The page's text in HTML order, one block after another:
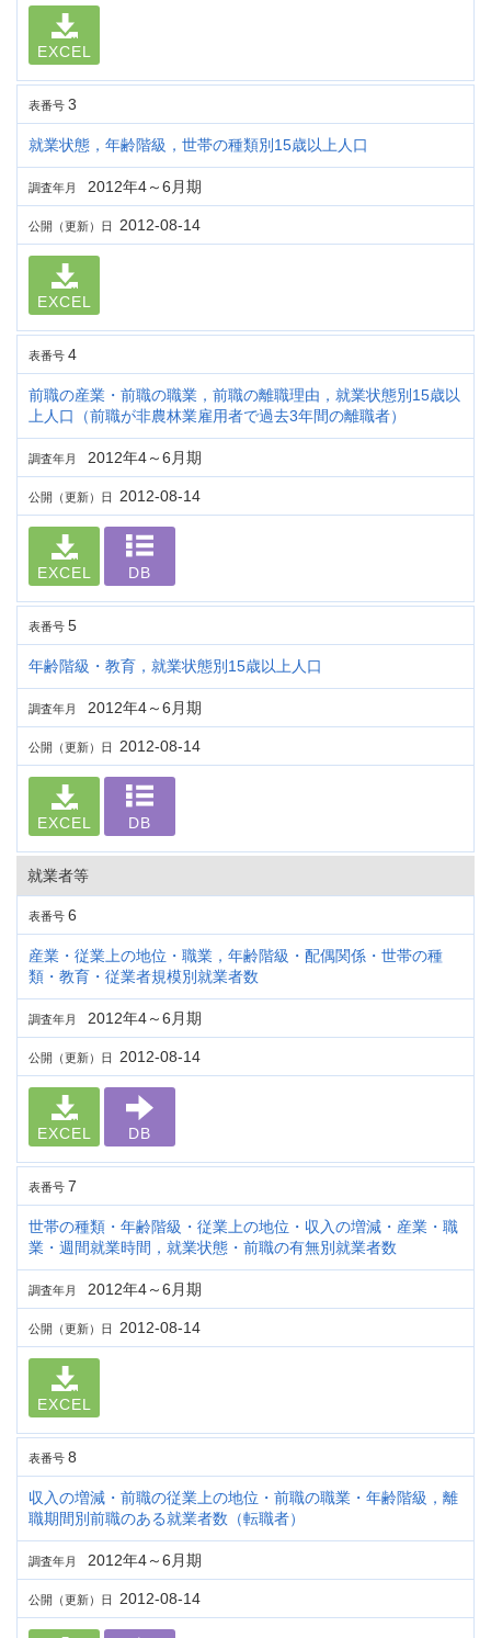
EXCEL
表番号 3
就業状態，年齢階級，世帯の種類別15歳以上人口
調査年月 2012年4～6月期
公開（更新）日 2012-08-14
EXCEL
表番号 4
前職の産業・前職の職業，前職の離職理由，就業状態別15歳以
上人口（前職が非農林業雇用者で過去3年間の離職者）
調査年月 2012年4～6月期
公開（更新）日 2012-08-14
EXCEL DB
表番号 5
年齢階級・教育，就業状態別15歳以上人口
調査年月 2012年4～6月期
公開（更新）日 2012-08-14
EXCEL DB
就業者等
表番号 6
産業・従業上の地位・職業，年齢階級・配偶関係・世帯の種
類・教育・従業者規模別就業者数
調査年月 2012年4～6月期
公開（更新）日 2012-08-14
EXCEL DB
表番号 7
世帯の種類・年齢階級・従業上の地位・収入の増減・産業・職
業・週間就業時間，就業状態・前職の有無別就業者数
調査年月 2012年4～6月期
公開（更新）日 2012-08-14
EXCEL
表番号 8
収入の増減・前職の従業上の地位・前職の職業・年齢階級，離
職期間別前職のある就業者数（転職者）
調査年月 2012年4～6月期
公開（更新）日 2012-08-14